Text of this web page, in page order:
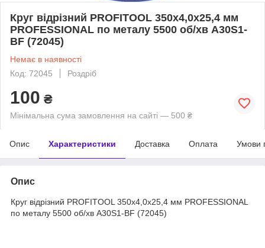
Круг відрізний PROFITOOL 350x4,0x25,4 мм
PROFESSIONAL по металу 5500 об/хв A30S1-
BF (72045)
Немає в наявності
Код: 72045
Роздріб
100 ₴
Мінімальна сума замовлення на сайті — 500 ₴
Опис Характеристики Доставка Оплата Умови
Опис
Круг відрізний PROFITOOL 350x4,0x25,4 мм PROFESSIONAL
по металу 5500 об/хв A30S1-BF (72045)